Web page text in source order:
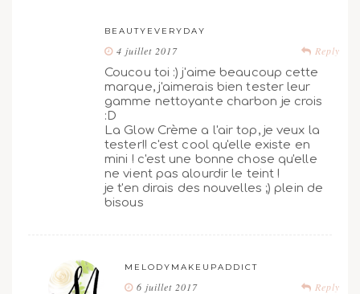
BEAUTYEVERYDAY
Reply
4 juillet 2017
Coucou toi :) j'aime beaucoup cette
marque, j'aimerais bien tester leur
gamme nettoyante charbon je crois
:D
La Glow Crème a l'air top, je veux la
tester!! c'est cool qu'elle existe en
mini ! c'est une bonne chose qu'elle
ne vient pas alourdir le teint !
je t'en dirais des nouvelles ;) plein de
bisous
MELODYMAKEUPADDICT
Reply
6 juillet 2017